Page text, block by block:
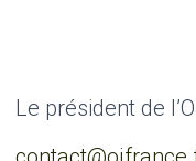
Le président de